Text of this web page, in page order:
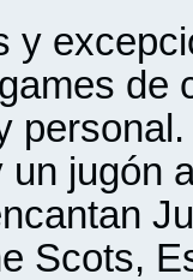
de
un jugón
Scots,